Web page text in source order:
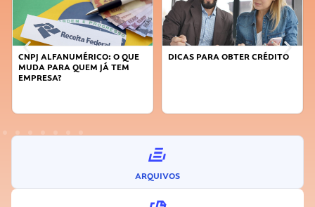
CNPJ ALFANUMÉRICO: O QUE
MUDA PARA QUEM JÁ TEM
EMPRESA?
DICAS PARA OBTER CRÉDITO
ARQUIVOS